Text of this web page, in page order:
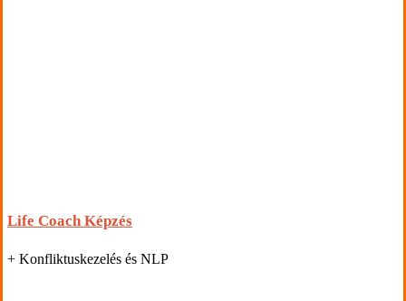
Life Coach Képzés
+ Konfliktuskezelés és NLP